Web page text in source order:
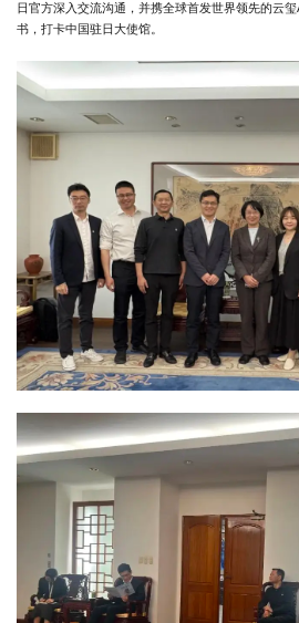
日官方深入交流沟通，并携全球首发世界领先的云
书，打卡中国驻日大使馆。